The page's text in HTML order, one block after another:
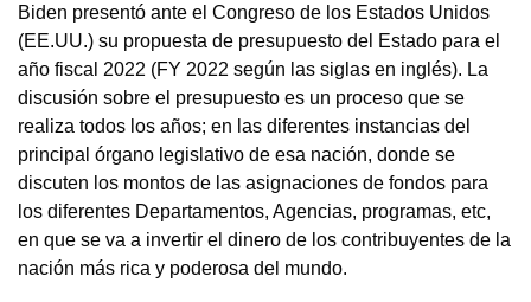
Biden presentó ante el Congreso de los Estados Unidos
(EE.UU.) su propuesta de presupuesto del Estado para el
año fiscal 2022 (FY 2022 según las siglas en inglés). La
discusión sobre el presupuesto es un proceso que se
realiza todos los años; en las diferentes instancias del
principal órgano legislativo de esa nación, donde se
discuten los montos de las asignaciones de fondos para
los diferentes Departamentos, Agencias, programas, etc,
en que se va a invertir el dinero de los contribuyentes de la
nación más rica y poderosa del mundo.